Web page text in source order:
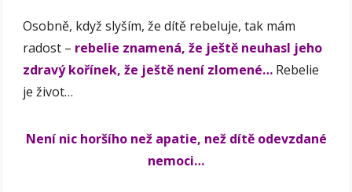
Osobně, když slyším, že dítě rebeluje, tak mám
radost – rebelie znamená, že ještě neuhasl jeho
zdravý kořínek, že ještě není zlomené… Rebelie
je život…
Není nic horšího než apatie, než dítě odevzdané
nemoci…